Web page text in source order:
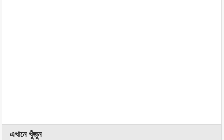
এখানে খুঁজুন